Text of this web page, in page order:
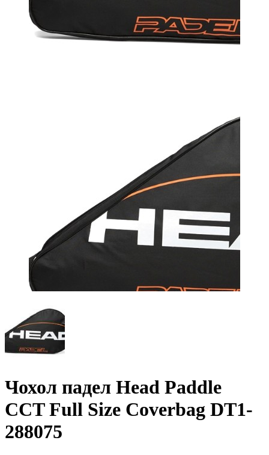
Чохол падел Head Paddle
CCT Full Size Coverbag DT1-
288075